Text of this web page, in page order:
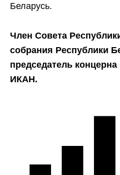
Беларусь.
Член Совета
собрания Республики
председатель
ИКАН.